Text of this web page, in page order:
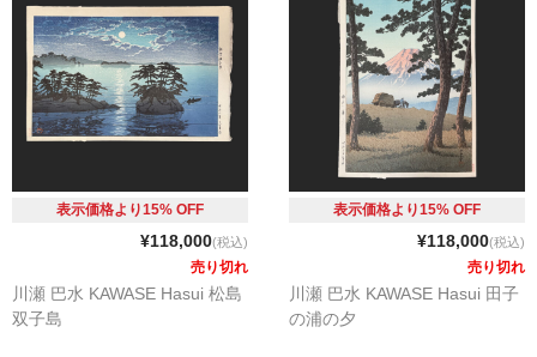
表示価格より15% OFF
¥118,000(税込)
売り切れ
川瀬 巴水 KAWASE Hasui 松島
双子島
表示価格より15% OFF
¥118,000(税込)
売り切れ
川瀬 巴水 KAWASE Hasui 田子
の浦の夕